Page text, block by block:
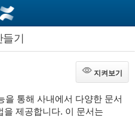
기
지켜보기
지켜보기
을 통해 사내에서 다양한 문서
을 제공합니다. 이 문서는